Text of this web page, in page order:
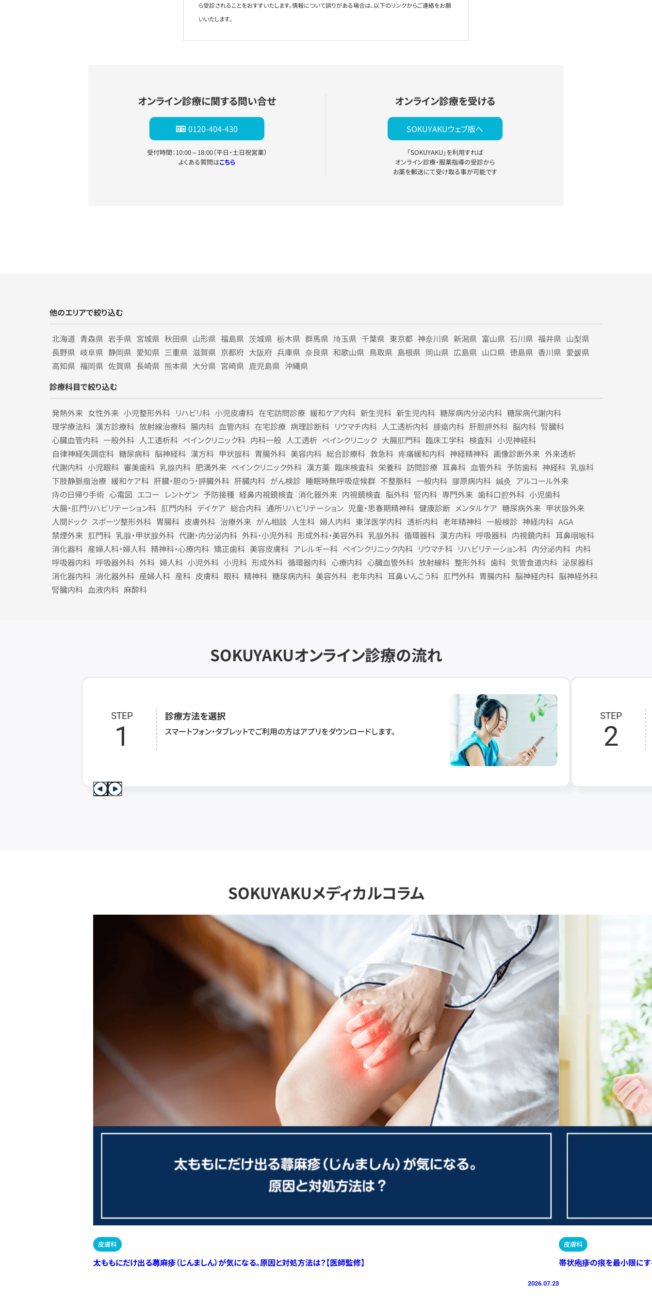
ら受診されることをおすすいたします。情報について誤りがある場合は、以下のリンクからご連絡をお願
いいたします。
オンライン診療に関する問い合せ
0120-404-430
受付時間：10:00～18:00（平日・土日祝営業）
よくある質問はこちら
オンライン診療を受ける
SOKUYAKUウェブ版へ
「SOKUYAKU」を利用すれば
オンライン診療・服薬指導の受診から
お薬を郵送にて受け取る事が可能です
他のエリアで絞り込む
北海道 青森県 岩手県 宮城県 秋田県 山形県 福島県 茨城県 栃木県 群馬県 埼玉県 千葉県 東京都 神奈川県 新潟県 富山県 石川県 福井県 山梨県
長野県 岐阜県 静岡県 愛知県 三重県 滋賀県 京都府 大阪府 兵庫県 奈良県 和歌山県 鳥取県 島根県 岡山県 広島県 山口県 徳島県 香川県 愛媛県
高知県 福岡県 佐賀県 長崎県 熊本県 大分県 宮崎県 鹿児島県 沖縄県
診療科目で絞り込む
発熱外来 女性外来 小児整形外科 リハビリ科 小児皮膚科 在宅訪問診療 緩和ケア内科 新生児科 新生児内科 糖尿病内分泌内科 糖尿病代謝内科
理学療法科 漢方診療科 放射線治療科 腸内科 血管内科 在宅診療 病理診断科 リウマチ内科 人工透析内科 腫瘍内科 肝胆膵外科 脳内科 腎臓科
心臓血管内科 一般外科 人工透析科 ペインクリニック科 内科一般 人工透析 ペインクリニック 大腸肛門科 臨床工学科 検査科 小児神経科
自律神経失調症科 糖尿病科 脳神経科 漢方科 甲状腺科 胃腸外科 美容内科 総合診療科 救急科 疼痛緩和内科 神経精神科 画像診断外来 外来透析
代謝内科 小児眼科 審美歯科 乳腺内科 肥満外来 ペインクリニック外科 漢方薬 臨床検査科 栄養科 訪問診療 耳鼻科 血管外科 予防歯科 神経科 乳腺科
下肢静脈瘤治療 緩和ケア科 肝臓・胆のう・膵臓外科 肝臓内科 がん検診 睡眠時無呼吸症候群 不整脈科 一般内科 膠原病内科 鍼灸 アルコール外来
痔の日帰り手術 心電図 エコー レントゲン 予防接種 経鼻内視鏡検査 消化器外来 内視鏡検査 脳外科 腎内科 専門外来 歯科口腔外科 小児歯科
大腸・肛門リハビリテーション科 肛門内科 デイケア 総合内科 通所リハビリテーション 児童・思春期精神科 健康診断 メンタルケア 糖尿病外来 甲状腺外来
人間ドック スポーツ整形外科 胃腸科 皮膚外科 治療外来 がん相談 人生科 婦人内科 東洋医学内科 透析内科 老年精神科 一般検診 神経内科 AGA
禁煙外来 肛門科 乳腺・甲状腺外科 代謝・内分泌内科 外科・小児外科 形成外科・美容外科 乳腺外科 循環器科 漢方内科 呼吸器科 内視鏡内科 耳鼻咽喉科
消化器科 産婦人科・婦人科 精神科・心療内科 矯正歯科 美容皮膚科 アレルギー科 ペインクリニック内科 リウマチ科 リハビリテーション科 内分泌内科 内科
呼吸器内科 呼吸器外科 外科 婦人科 小児外科 小児科 形成外科 循環器内科 心療内科 心臓血管外科 放射線科 整形外科 歯科 気管食道内科 泌尿器科
消化器内科 消化器外科 産婦人科 産科 皮膚科 眼科 精神科 糖尿病内科 美容外科 老年内科 耳鼻いんこう科 肛門外科 胃腸内科 脳神経内科 脳神経外科
腎臓内科 血液内科 麻酔科
SOKUYAKUオンライン診療の流れ
STEP
1
診療方法を選択
スマートフォン・タブレットでご利用の方はアプリをダウンロードします。
STEP
2
SOKUYAKUメディカルコラム
皮膚科
太ももにだけ出る蕁麻疹（じんましん）が気になる。原因と対処方法は？【医師監修】
2026.07.23
皮膚科
帯状疱疹の痕を最小限にす